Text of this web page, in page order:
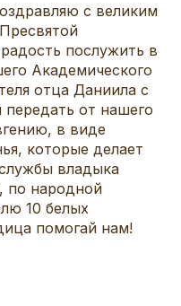
с великим
послужить в
Академического
отца Даниила с
от нашего
в виде
которые делает
владыка
по народной
10 белых
помогай нам!